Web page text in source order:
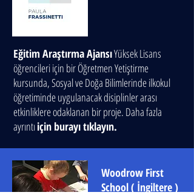
Eğitim Araştırma AjansıYüksek Lisans
öğrencileri için bir Öğretmen Yetiştirme
kursunda,Sosyal ve Doğa Bilimlerinde ilkokul
öğretiminde uygulanacak disiplinler arası
etkinliklere odaklanan bir proje. Daha fazla
ayrıntıiçin burayı tıklayın.
Woodrow First
School( İngiltere)